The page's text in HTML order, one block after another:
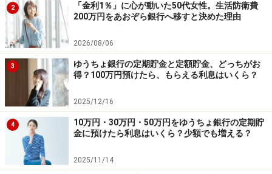
キャンペーン期間は2026年4月1日～2026年9月30日。
⑦東京スター銀行
商品名：スターワン円定期預金プラス＜インターネ
ット限定＞
金利：1.10％
預入期間：1年
預入金額：50万円以上（1円単位）
2
「金利1％」に心が動いた50代女性。生活防衛費
200万円をあおぞら銀行へ移すと決めた理由
2026/08/06
3
ゆうちょ銀行の定期貯金と定額貯金、どっちがお
得？100万円預けたら、もらえる利息はいくら？
2025/12/16
4
10万円・30万円・50万円をゆうちょ銀行の定期貯
金に預けたら利息はいくら？少額でも増える？
2025/11/14